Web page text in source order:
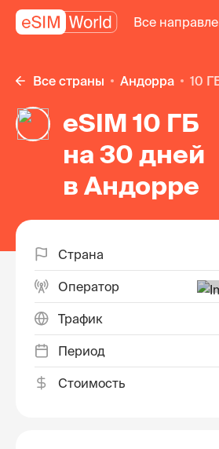
Все
Все страны Андорра 10
eSIM 10 ГБ
на 30 дней
в Андорре
Страна
Оператор
Трафик
Период
Стоимость